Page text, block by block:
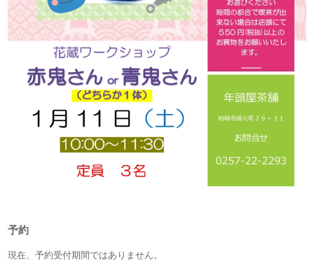
予約
現在、予約受付期間ではありません。